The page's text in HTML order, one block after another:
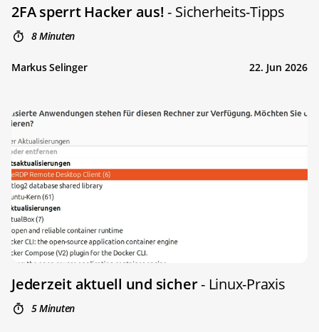
2FA sperrt Hacker aus!- Sicherheits-Tipps
8 Minuten
Markus Selinger 22. Jun 2026
Jederzeit aktuell und sicher- Linux-Praxis
5 Minuten